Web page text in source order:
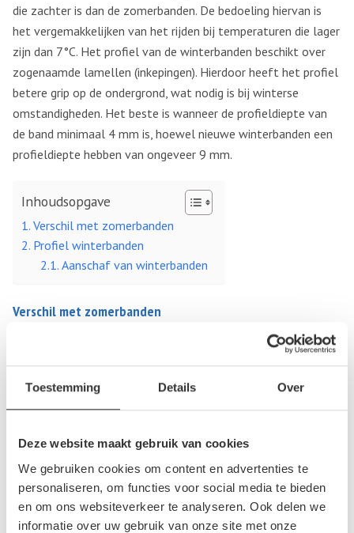
Toestemming Details Over
Deze website maakt gebruik van cookies
We gebruiken cookies om content en advertenties te
personaliseren, om functies voor social media te bieden
en om ons websiteverkeer te analyseren. Ook delen we
informatie over uw gebruik van onze site met onze
die zachter is dan de zomerbanden. De bedoeling hiervan is
het vergemakkelijken van het rijden bij temperaturen die lager
zijn dan 7°C. Het profiel van de winterbanden beschikt over
zogenaamde lamellen (inkepingen). Hierdoor heeft het profiel
betere grip op de ondergrond, wat nodig is bij winterse
omstandigheden. Het beste is wanneer de profieldiepte van
de band minimaal 4 mm is, hoewel nieuwe winterbanden een
profieldiepte hebben van ongeveer 9 mm.
Inhoudsopgave
Verschil met zomerbanden
Profiel winterbanden
Aanschaf van winterbanden
Verschil met zomerbanden
Het verschil tussen de winter- en zomerbanden zit hem in de
rubbersoort en het profiel. Winterbanden zijn zachter. Dit
zorgt voor betere grip bij winterse omstandigheden zoals
sneeuw. Het nadeel is dat deze in de zomerperiode sneller
gemaakt. Om deze reden is het ook afgeraden om met
winterbanden in de zomer te rijden.
Profiel winterbanden